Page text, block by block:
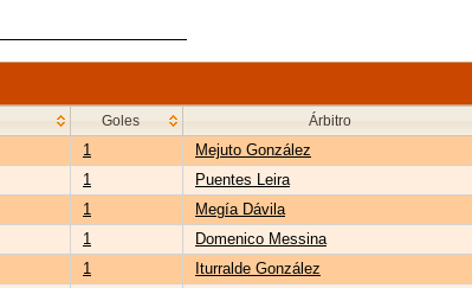
Goles Árbitro
1 Mejuto González
1 Puentes Leira
1 Megía Dávila
1 Domenico Messina
1 Iturralde González